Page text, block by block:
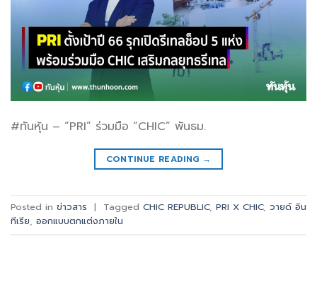
#ทันหุ้น – “PRI” ร่วมมือ “CHIC” พันธม.
CONTINUE READING →
Posted in ข่าวสาร | Tagged CHIC REPUBLIC, PRI X CHIC, วายด์ อิน
ทีเรีย, ออกแบบตกแต่งภายใน